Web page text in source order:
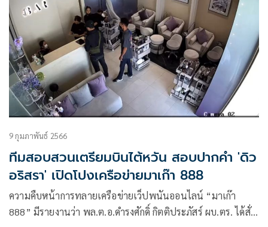
9 กุมภาพันธ์ 2566
ทีมสอบสวนเตรียมบินไต้หวัน สอบปากคำ 'ดิว
อริสรา' เปิดโปงเครือข่ายมาเก๊า 888
ความคืบหน้าการทลายเครือข่ายเว็ปพนันออนไลน์ “มาเก๊า
888” มีรายงานว่า พล.ต.อ.ดำรงศักดิ์ กิตติประภัสร์ ผบ.ตร. ได้สั่ง